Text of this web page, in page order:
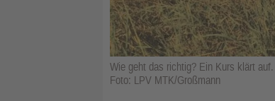
Wie geht das richtig? Ein Kurs klärt auf.
Foto: LPV MTK/Großmann